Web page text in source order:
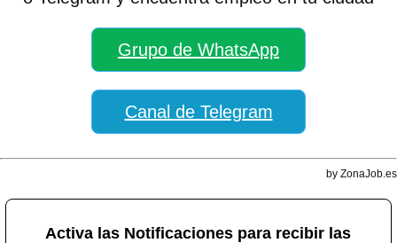
Grupo de WhatsApp
Canal de Telegram
by ZonaJob.es
Activa las Notificaciones para recibir las